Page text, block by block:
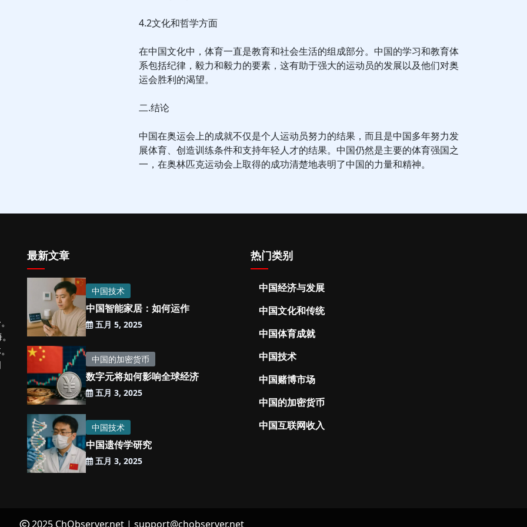
4.2文化和哲学方面
在中国文化中，体育一直是教育和社会生活的组成部分。中国的学习和教育体
系包括纪律，毅力和毅力的要素，这有助于强大的运动员的发展以及他们对奥
运会胜利的渴望。
二.结论
中国在奥运会上的成就不仅是个人运动员努力的结果，而且是中国多年努力发
展体育、创造训练条件和支持年轻人才的结果。中国仍然是主要的体育强国之
一，在奥林匹克运动会上取得的成功清楚地表明了中国的力量和精神。
最新文章
中国技术
中国智能家居：如何运作
五月 5, 2025
中国的加密货币
数字元将如何影响全球经济
五月 3, 2025
中国技术
中国遗传学研究
五月 3, 2025
热门类别
中国经济与发展
中国文化和传统
中国体育成就
中国技术
中国赌博市场
中国的加密货币
中国互联网收入
2025 ChObserver.net | support@chobserver.net